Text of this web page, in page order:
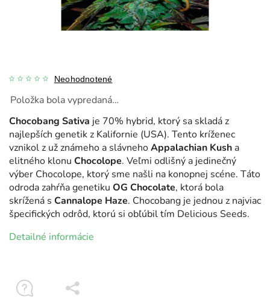
Neohodnotené
Položka bola vypredaná…
Chocobang Sativa je 70% hybrid, ktorý sa skladá z
najlepších genetik z Kalifornie (USA). Tento kríženec
vznikol z už známeho a slávnehoAppalachian Kush a
elitného klonu Chocolope. Veľmi odlišný a jedinečný
výber Chocolope, ktorý sme našli na konopnej scéne. Táto
odroda zahŕňa genetiku OG Chocolate, ktorá bola
skrížená s Cannalope Haze. Chocobang je jednou z najviac
špecifických odrôd, ktorú si obľúbil tím Delicious Seeds.
Detailné informácie